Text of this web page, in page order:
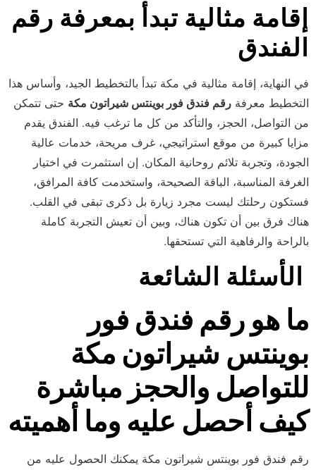
إقامة مثالية تبدأ بمعرفة رقم
الفندق
في النهاية، إقامة مثالية في مكة تبدأ بالتخطيط الجيد، وأساس هذا
التخطيط معرفة رقم فندق فور بوينتس شيراتون مكة حتى تتمكن
من التواصل، الحجز، والتأكد من كل ما ترغب فيه. الفندق يقدم
مزايا كبيرة من موقع استراتيجي، غرف مريحة، خدمات عالية
الجودة، وتجربة تلائم روحانية المكان. إن استثمرت في اختيار
الغرفة المناسبة، الباقة الصحيحة، واستخدمت كافة المرافق،
فستكون رحلتك ليست مجرد زيارة بل ذكرى تبقى في القلب.
هناك فرق بين أن تكون هناك، وبين أن تعيش التجربة كاملة
بالراحة والرفاهية التي تستحقها.
الأسئلة الشائعة
ما هو رقم فندق فور
بوينتس شيراتون مكة
للتواصل والحجز مباشرة
كيف أحصل عليه وما أهميته
رقم فندق فور بوينتس شيراتون مكة يمكنك الحصول عليه من